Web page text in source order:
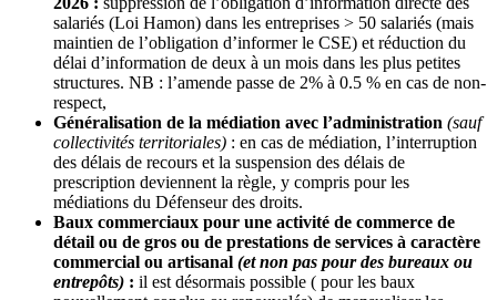
salariés (Loi Hamon) dans les entreprises > 50 salariés (mais
maintien de l’obligation d’informer le CSE) et réduction du
délai d’information de deux à un mois dans les plus petites
structures. NB : l’amende passe de 2% à 0.5 % en cas de non-
respect,
Généralisation de la médiation avec l’administration (sauf
collectivités territoriales) : en cas de médiation, l’interruption
des délais de recours et la suspension des délais de
prescription deviennent la règle, y compris pour les
médiations du Défenseur des droits.
Baux commerciaux pour une activité de commerce de
détail ou de gros ou de prestations de services à caractère
commercial ou artisanal (et non pas pour des bureaux ou
entrepôts) : il est désormais possible ( pour les baux